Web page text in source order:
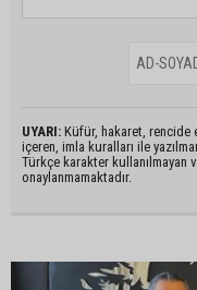
UYARI: Küfür, hakaret, rencide
içeren, imla kuralları ile
Türkçe karakter kullanılmayan
onaylanmamaktadır.